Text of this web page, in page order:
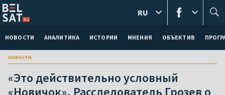
НОВОСТИ АНАЛИТИКА ИСТОРИИ МНЕНИЯ ОБЪЕКТИВ
RU
новости
«Это действительно условный
«Новичок». Расследователь Грозев о